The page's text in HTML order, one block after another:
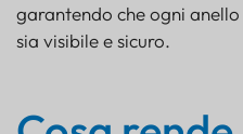
garantendo che ogni
sia visibile e sicuro.